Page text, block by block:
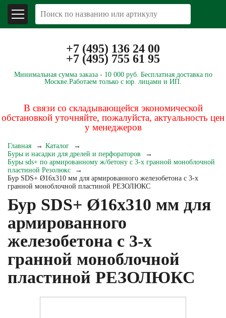
+7 (495) 136 24 00
+7 (495) 755 61 95
Минимальная сумма заказа - 10 000 руб. Бесплатная доставка по
Москве.Работаем только с юр. лицами и ИП.
В связи со складывающейся экономической
обстановкой уточняйте, пожалуйста, актуальность цен
у менеджеров
Главная
Каталог
Буры и насадки для дрелей и перфораторов
Буры sds+ по армированному ж/бетону с 3-х гранной моноблочной
пластиной Резолюкс
Бур SDS+ Ø16х310 мм для армированного железобетона с 3-х
гранной моноблочной пластиной РЕЗОЛЮКС
Бур SDS+ Ø16х310 мм для
армированного
железобетона с 3-х
гранной моноблочной
пластиной РЕЗОЛЮКС